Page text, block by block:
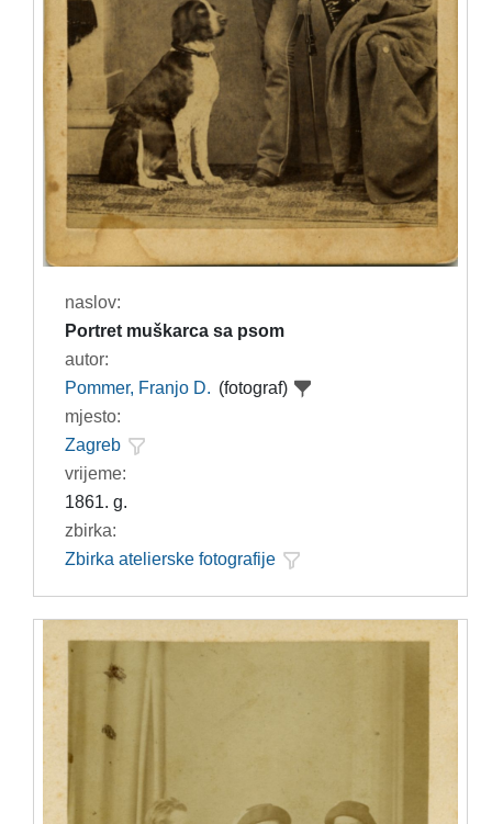
naslov:
Portret muškarca sa psom
autor:
Pommer, Franjo D. (fotograf)
mjesto:
Zagreb
vrijeme:
1861. g.
zbirka:
Zbirka atelierske fotografije